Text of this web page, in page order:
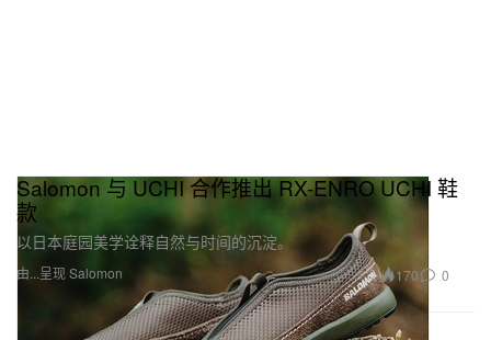
Salomon 与 UCHI 合作推出 RX-ENRO UCHI 鞋
款
以日本庭园美学诠释自然与时间的沉淀。
由...呈现 Salomon 170 0